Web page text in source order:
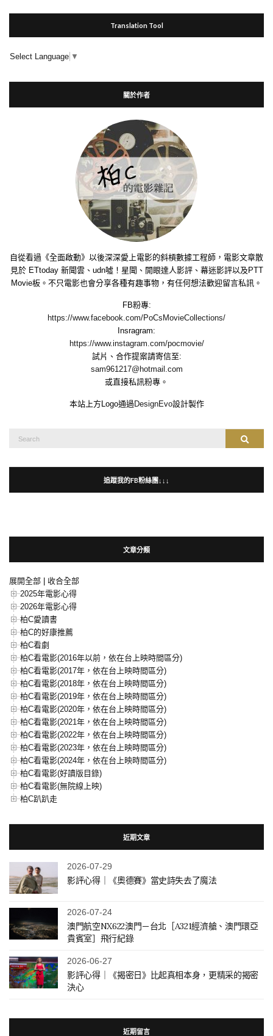
Translation Tool
Select Language ▼
關於作者
自從看過《全面啟動》以後深深愛上電影的斜槓數據工程師，電影文章散
見於 ETtoday 新聞雲、udn噓！星聞、開眼達人影評、幕迷影評以及PTT
Movie板。不只電影也會分享各種有趣事物，有任何想法歡迎留言私訊。
FB粉專:
https://www.facebook.com/PoCsMovieCollections/
Insragram:
https://www.instagram.com/pocmovie/
試片、合作提案請寄信至:
sam961217@hotmail.com
或直接私訊粉專。
本站上方Logo通過 DesignEvo設計製作
Search
追蹤我的FB粉絲團↓↓↓
文章分類
展開全部
收合全部
2025年電影心得
2026年電影心得
柏C愛讀書
柏C的好康推薦
柏C看劇
柏C看電影(2016年以前，依在台上映時間區分)
柏C看電影(2017年，依在台上映時間區分)
柏C看電影(2018年，依在台上映時間區分)
柏C看電影(2019年，依在台上映時間區分)
柏C看電影(2020年，依在台上映時間區分)
柏C看電影(2021年，依在台上映時間區分)
柏C看電影(2022年，依在台上映時間區分)
柏C看電影(2023年，依在台上映時間區分)
柏C看電影(2024年，依在台上映時間區分)
柏C看電影(好讀版目錄)
柏C看電影(無院線上映)
柏C趴趴走
近期文章
2026-07-29
影評心得｜《奧德賽》當史詩失去了魔法
2026-07-24
澳門航空NX622澳門－台北［A321經濟艙、澳門環亞
貴賓室］飛行紀錄
2026-06-27
影評心得｜《揭密日》比起真相本身，更精采的揭密
決心
近期留言